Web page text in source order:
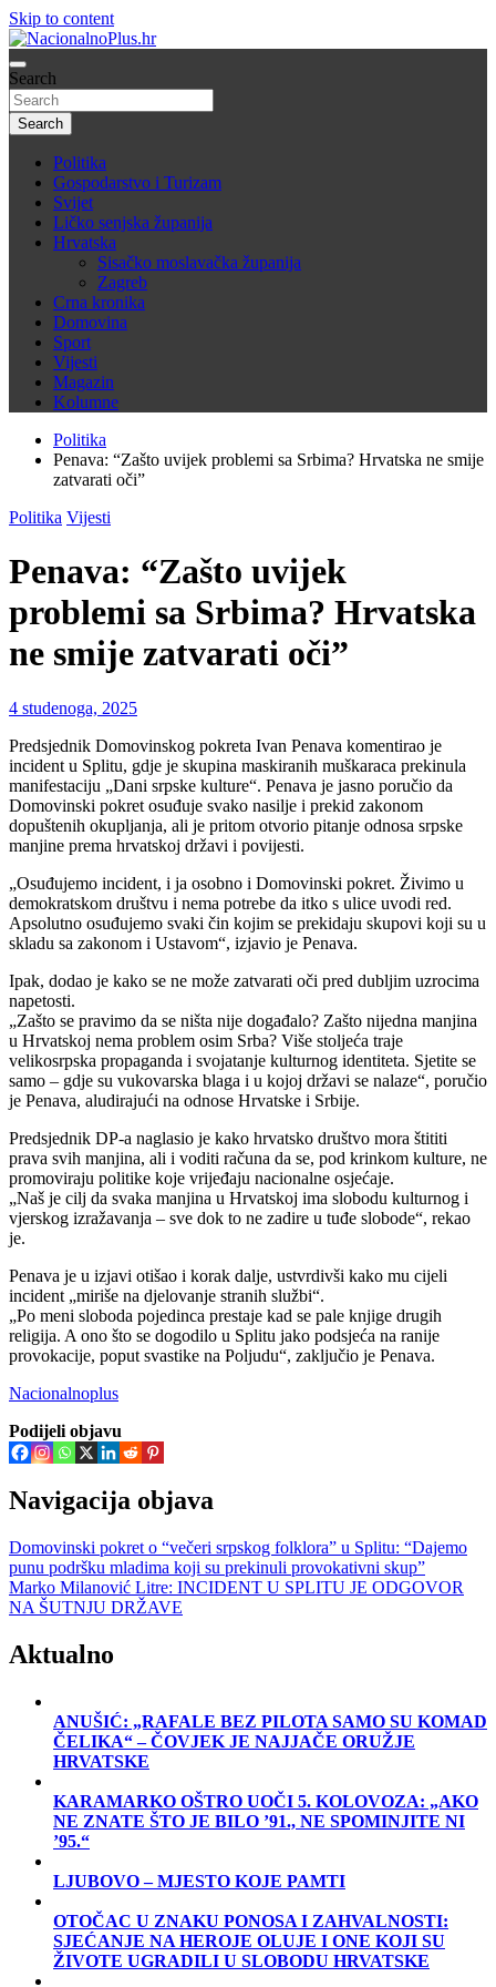
Skip to content
NacionalnoPlus.hr
Nacija želi znati više
Search
Search
Politika
Gospodarstvo i Turizam
Svijet
Ličko senjska županija
Hrvatska
Sisačko moslavačka županija
Zagreb
Crna kronika
Domovina
Sport
Vijesti
Magazin
Kolumne
Politika
Penava: “Zašto uvijek problemi sa Srbima? Hrvatska ne smije
zatvarati oči”
Politika Vijesti
Penava: “Zašto uvijek
problemi sa Srbima? Hrvatska
ne smije zatvarati oči”
4 studenoga, 2025
Predsjednik Domovinskog pokreta Ivan Penava komentirao je
incident u Splitu, gdje je skupina maskiranih muškaraca prekinula
manifestaciju „Dani srpske kulture“. Penava je jasno poručio da
Domovinski pokret osuđuje svako nasilje i prekid zakonom
dopuštenih okupljanja, ali je pritom otvorio pitanje odnosa srpske
manjine prema hrvatskoj državi i povijesti.
„Osuđujemo incident, i ja osobno i Domovinski pokret. Živimo u
demokratskom društvu i nema potrebe da itko s ulice uvodi red.
Apsolutno osuđujemo svaki čin kojim se prekidaju skupovi koji su u
skladu sa zakonom i Ustavom“, izjavio je Penava.
Ipak, dodao je kako se ne može zatvarati oči pred dubljim uzrocima
napetosti.
„Zašto se pravimo da se ništa nije događalo? Zašto nijedna manjina
u Hrvatskoj nema problem osim Srba? Više stoljeća traje
velikosrpska propaganda i svojatanje kulturnog identiteta. Sjetite se
samo – gdje su vukovarska blaga i u kojoj državi se nalaze“, poručio
je Penava, aludirajući na odnose Hrvatske i Srbije.
Predsjednik DP-a naglasio je kako hrvatsko društvo mora štititi
prava svih manjina, ali i voditi računa da se, pod krinkom kulture, ne
promoviraju politike koje vrijeđaju nacionalne osjećaje.
„Naš je cilj da svaka manjina u Hrvatskoj ima slobodu kulturnog i
vjerskog izražavanja – sve dok to ne zadire u tuđe slobode“, rekao
je.
Penava je u izjavi otišao i korak dalje, ustvrdivši kako mu cijeli
incident „miriše na djelovanje stranih službi“.
„Po meni sloboda pojedinca prestaje kad se pale knjige drugih
religija. A ono što se dogodilo u Splitu jako podsjeća na ranije
provokacije, poput svastike na Poljudu“, zaključio je Penava.
Nacionalnoplus
Podijeli objavu
Navigacija objava
Domovinski pokret o “večeri srpskog folklora” u Splitu: “Dajemo
punu podršku mladima koji su prekinuli provokativni skup”
Marko Milanović Litre: INCIDENT U SPLITU JE ODGOVOR
NA ŠUTNJU DRŽAVE
Aktualno
ANUŠIĆ: „RAFALE BEZ PILOTA SAMO SU KOMAD
ČELIKA“ – ČOVJEK JE NAJJAČE ORUŽJE
HRVATSKE
KARAMARKO OŠTRO UOČI 5. KOLOVOZA: „AKO
NE ZNATE ŠTO JE BILO ’91., NE SPOMINJITE NI
’95.“
LJUBOVO – MJESTO KOJE PAMTI
OTOČAC U ZNAKU PONOSA I ZAHVALNOSTI:
SJEĆANJE NA HEROJE OLUJE I ONE KOJI SU
ŽIVOTE UGRADILI U SLOBODU HRVATSKE